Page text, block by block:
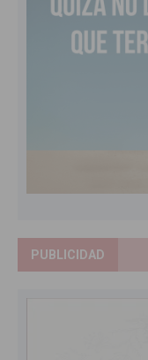
PUBLICIDAD